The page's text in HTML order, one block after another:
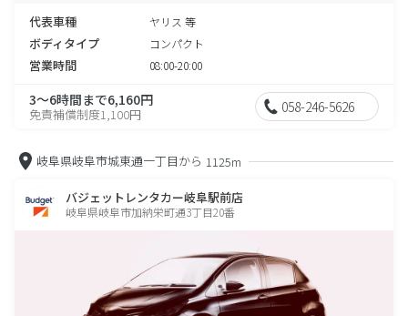
代表車種 ヤリス 等
ボディタイプ コンパクト
営業時間 08:00-20:00
3～6時間まで6,160円
免責補償制度1,100円 058-246-5626
岐阜県岐阜市城東通一丁目から 1125m
バジェットレンタカー岐阜駅前店
岐阜県岐阜市加納栄町通3丁目20番